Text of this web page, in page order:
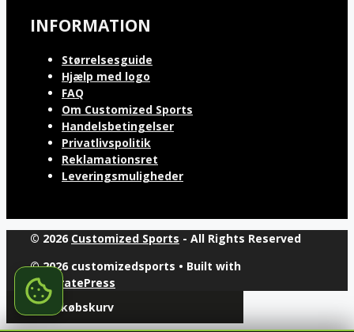
INFORMATION
Størrelsesguide
Hjælp med logo
FAQ
Om Customized Sports
Handelsbetingelser
Privatlivspolitik
Reklamationsret
Leveringsmuligheder
© 2026 Customized Sports - All Rights Reserved
© 2026 customizedsports • Built with
GeneratePress
Din indkøbskurv